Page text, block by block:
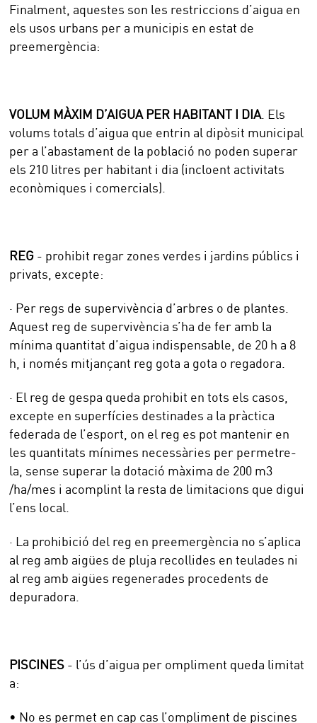
Finalment, aquestes son les restriccions d’aigua en
els usos urbans per a municipis en estat de
preemergència:
VOLUM MÀXIM D’AIGUA PER HABITANT I DIA. Els
volums totals d’aigua que entrin al dipòsit municipal
per a l’abastament de la població no poden superar
els 210 litres per habitant i dia (incloent activitats
econòmiques i comercials).
REG - prohibit regar zones verdes i jardins públics i
privats, excepte:
· Per regs de supervivència d’arbres o de plantes.
Aquest reg de supervivència s’ha de fer amb la
mínima quantitat d’aigua indispensable, de 20 h a 8
h, i només mitjançant reg gota a gota o regadora.
· El reg de gespa queda prohibit en tots els casos,
excepte en superfícies destinades a la pràctica
federada de l’esport, on el reg es pot mantenir en
les quantitats mínimes necessàries per permetre-
la, sense superar la dotació màxima de 200 m3
/ha/mes i acomplint la resta de limitacions que digui
l’ens local.
· La prohibició del reg en preemergència no s’aplica
al reg amb aigües de pluja recollides en teulades ni
al reg amb aigües regenerades procedents de
depuradora.
PISCINES - l’ús d’aigua per ompliment queda limitat
a:
• No es permet en cap cas l’ompliment de piscines